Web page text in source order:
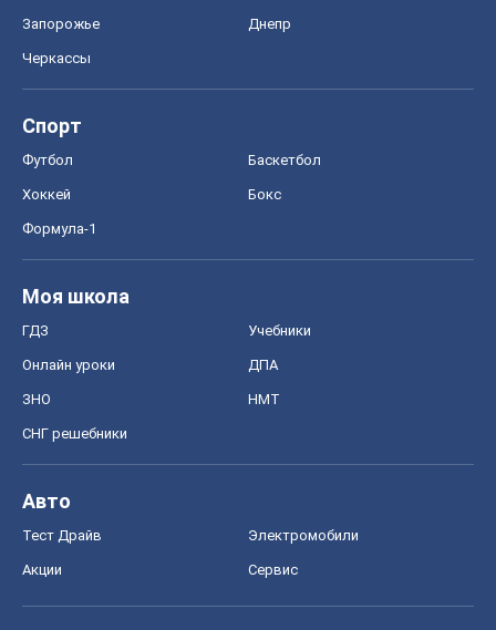
Запорожье Днепр
Черкассы
Спорт
Футбол Баскетбол
Хоккей Бокс
Формула-1
Моя школа
ГДЗ Учебники
Онлайн уроки ДПА
ЗНО НМТ
СНГ решебники
Авто
Тест Драйв Электромобили
Акции Сервис